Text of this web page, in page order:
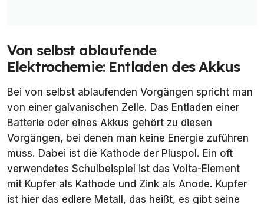
Von selbst ablaufende
Elektrochemie: Entladen des Akkus
Bei von selbst ablaufenden Vorgängen spricht man
von einer galvanischen Zelle. Das Entladen einer
Batterie oder eines Akkus gehört zu diesen
Vorgängen, bei denen man keine Energie zuführen
muss. Dabei ist die Kathode der Pluspol. Ein oft
verwendetes Schulbeispiel ist das Volta-Element
mit Kupfer als Kathode und Zink als Anode. Kupfer
ist hier das edlere Metall, das heißt, es gibt seine